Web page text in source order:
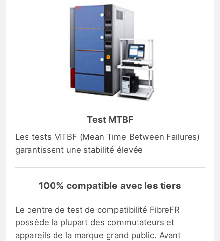
Test MTBF
Les tests MTBF (Mean Time Between Failures)
garantissent une stabilité élevée
100% compatible avec les tiers
Le centre de test de compatibilité FibreFR
possède la plupart des commutateurs et
appareils de la marque grand public. Avant